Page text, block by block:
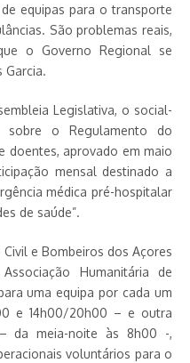
equipas para o transporte
São problemas reais,
o Governo Regional se
Garcia.
Legislativa, o social-
sobre o Regulamento do
doentes, aprovado em maio
mensal destinado a
médica pré-hospitalar
de saúde”.
e Bombeiros dos Açores
Humanitária de
uma equipa por cada um
e 14h00/20h00 – e outra
da meia-noite às 8h00 -,
voluntários para o